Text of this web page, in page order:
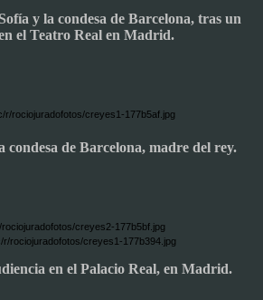
y la condesa de Barcelona, tras un
el Teatro Real en Madrid.
condesa de Barcelona, madre del rey.
en el Palacio Real, en Madrid.